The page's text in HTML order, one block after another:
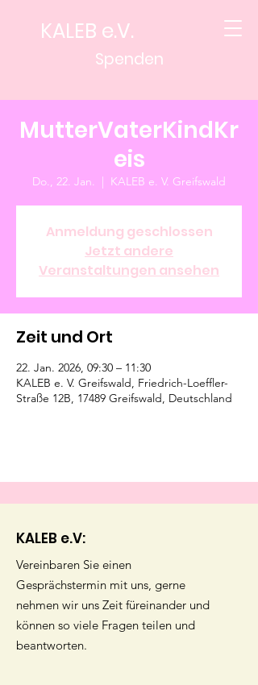
KALEB e.V.
Spenden
MutterVaterKindKr
eis
Do., 22. Jan.
  |
KALEB e. V. Greifswald
Anmeldung geschlossen
Jetzt andere
Veranstaltungen ansehen
Zeit und Ort
22. Jan. 2026, 09:30 – 11:30
KALEB e. V. Greifswald, Friedrich-Loeffler-
Straße 12B, 17489 Greifswald, Deutschland
KALEB e.V:
Vereinbaren Sie einen
Gesprächstermin mit uns, gerne
nehmen wir uns Zeit füreinander und
können so viele Fragen teilen und
beantworten.